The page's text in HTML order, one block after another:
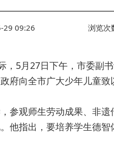
29 09:26 浏览次
，5月27日下午，市委
府向全市广大少年儿童
参观师生劳动成果、非
他指出，要培养学生德